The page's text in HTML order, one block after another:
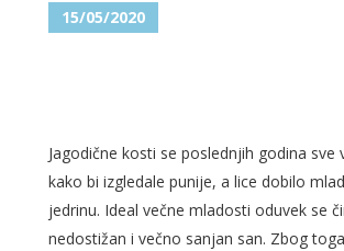
15/05/2020
Jagodične kosti se poslednjih godina sve
kako bi izgledale punije, a lice dobilo
jedrinu. Ideal večne mladosti oduvek se
nedostižan i večno sanjan san. Zbog